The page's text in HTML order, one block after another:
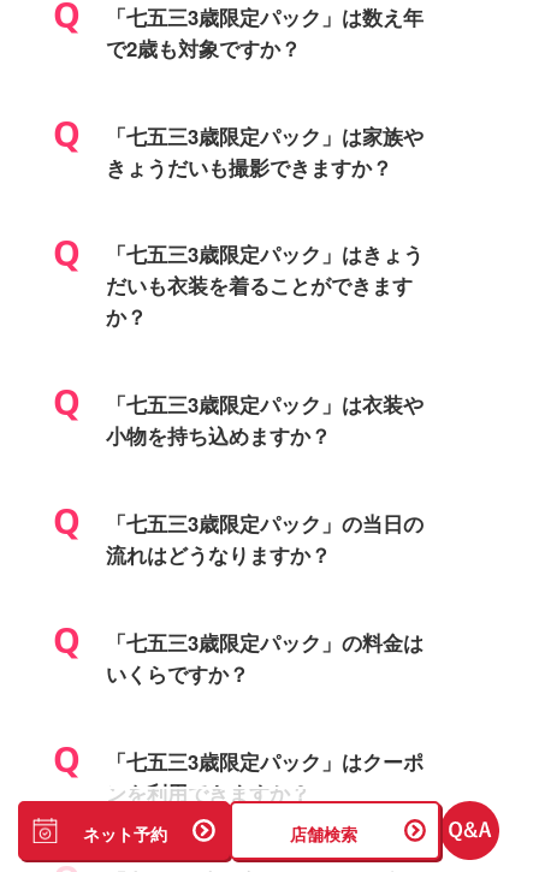
ネット予約 店舗検索
「七五三3歳限定パック」は数え年
で2歳も対象ですか？
「七五三3歳限定パック」は家族や
きょうだいも撮影できますか？
「七五三3歳限定パック」はきょう
だいも衣装を着ることができます
か？
「七五三3歳限定パック」は衣装や
小物を持ち込めますか？
「七五三3歳限定パック」の当日の
流れはどうなりますか？
「七五三3歳限定パック」の料金は
いくらですか？
「七五三3歳限定パック」はクーポ
ンを利用できますか？